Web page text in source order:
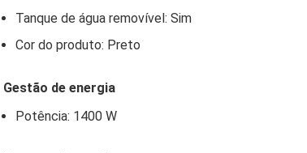
Tanque de água removível: Sim
Cor do produto: Preto
Gestão de energia
Potência: 1400 W